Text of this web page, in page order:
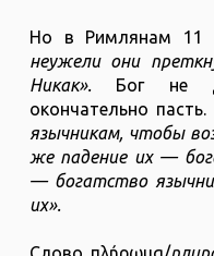
Но в Римлянам 11
неужели они
Никак». Бог не
окончательно пасть.
язычникам, чтобы
же падение их —
— богатство
их».